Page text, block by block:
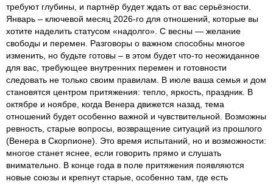
требуют глубины, и партнёр будет ждать от вас серьёзности.
Январь – ключевой месяц 2026-го для отношений, которые вы
хотите наделить статусом «надолго». С весны — желание
свободы и перемен. Разговоры о важном способны многое
изменить, но будьте готовы – в этом будет что-то неожиданное
для вас, требующее внутренних перемен и готовности
следовать не только своим правилам. В июле ваша семья и дом
становятся центром притяжения: тепло, яркость, праздник. В
октябре и ноябре, когда Венера движется назад, тема
отношений будет особенно важной и чувствительной. Возможны
ревность, старые вопросы, возвращение ситуаций из прошлого
(Венера в Скорпионе). Это время испытаний, но и возможности:
многое станет яснее, если говорить прямо и слушать
внимательно. В конце года в поле притяжения появляются
новые союзы и крепнут старые, особенно там, где есть